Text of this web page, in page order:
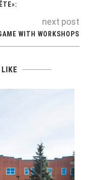
next post
WITH WORKSHOPS